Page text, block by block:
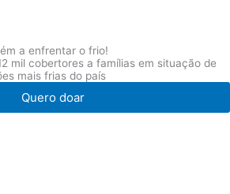
a enfrentar o frio!
mil cobertores a famílias em situação de
mais frias do país
Quero doar